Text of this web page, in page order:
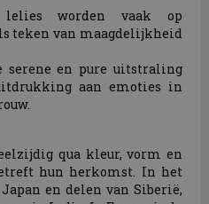
lelies worden vaak op
teken van maagdelijkheid
serene en pure uitstraling
aan emoties in
qua kleur, vorm en
hun herkomst. In het
en delen van Siberië,